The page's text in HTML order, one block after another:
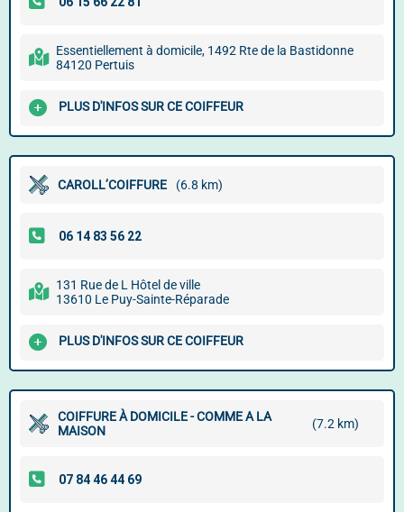
Essentiellement à domicile, 1492 Rte de la Bastidonne
84120 Pertuis
PLUS D'INFOS SUR CE COIFFEUR
CAROLL’COIFFURE (6.8 km)
131 Rue de L Hôtel de ville
13610 Le Puy-Sainte-Réparade
PLUS D'INFOS SUR CE COIFFEUR
COIFFURE À DOMICILE - COMME A LA
MAISON
(7.2 km)